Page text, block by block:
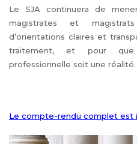
Le SJA continuera de
magistrates et
d’orientations claires et
traitement, et pour que
professionnelle soit une réalité.
Le compte-rendu complet est